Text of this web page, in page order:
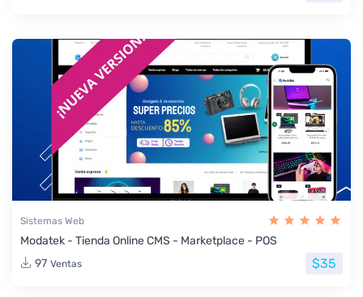
Sistemas Web
Modatek - Tienda Online CMS - Marketplace - POS
97 Ventas $35